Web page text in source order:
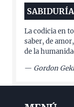
La codicia en
saber, de
de la
— Gordon